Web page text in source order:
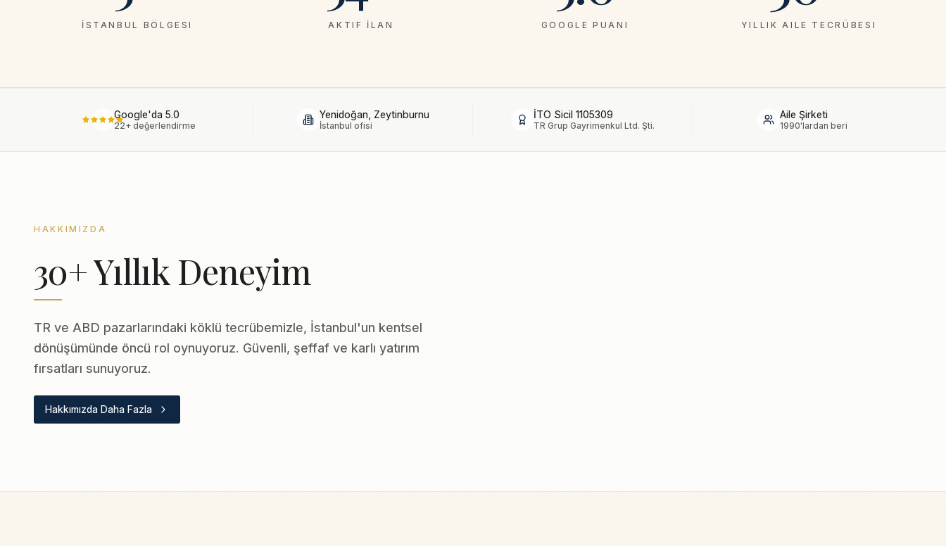
İSTANBUL BÖLGESI AKTIF İLAN GOOGLE PUANI YILLIK AILE TECRÜBESI
Google'da 5.0
22+ değerlendirme
Yenidoğan, Zeytinburnu
İstanbul ofisi
İTO Sicil 1105309
TR Grup Gayrimenkul Ltd. Şti.
Aile Şirketi
1990'lardan beri
HAKKIMIZDA
30+ Yıllık Deneyim
TR ve ABD pazarlarındaki köklü tecrübemizle, İstanbul'un kentsel
dönüşümünde öncü rol oynuyoruz. Güvenli, şeffaf ve karlı yatırım
fırsatları sunuyoruz.
Hakkımızda Daha Fazla